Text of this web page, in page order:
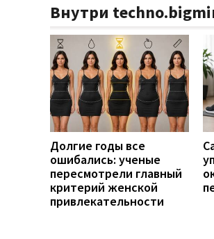
Внутри
Долгие годы все
ошибались: ученые
пересмотрели главный
критерий женской
привлекательности